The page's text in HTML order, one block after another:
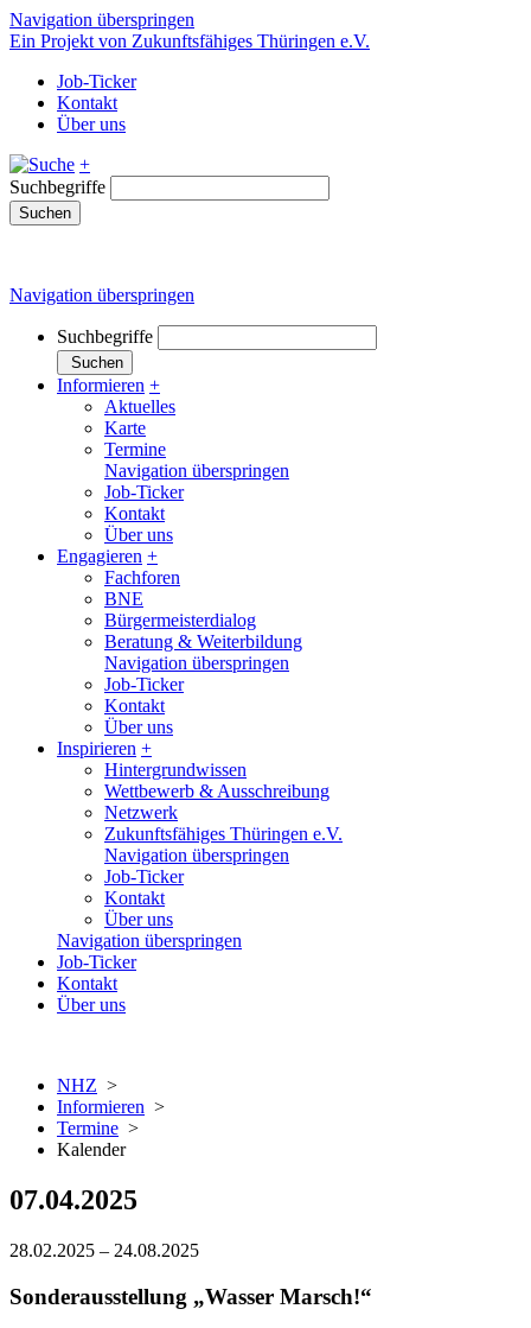
Navigation überspringen
Ein Projekt von Zukunftsfähiges Thüringen e.V.
Job-Ticker
Kontakt
Über uns
+
Suchbegriffe
Suchen
Navigation überspringen
Suchbegriffe
Suchen
Informieren +
Aktuelles
Karte
Termine
Navigation überspringen
Job-Ticker
Kontakt
Über uns
Engagieren +
Fachforen
BNE
Bürgermeisterdialog
Beratung & Weiterbildung
Navigation überspringen
Job-Ticker
Kontakt
Über uns
Inspirieren +
Hintergrundwissen
Wettbewerb & Ausschreibung
Netzwerk
Zukunftsfähiges Thüringen e.V.
Navigation überspringen
Job-Ticker
Kontakt
Über uns
Navigation überspringen
Job-Ticker
Kontakt
Über uns
NHZ >
Informieren >
Termine >
Kalender
07.04.2025
28.02.2025 – 24.08.2025
Sonderausstellung „Wasser Marsch!“